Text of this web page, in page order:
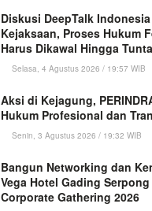
Diskusi DeepTalk
Kejaksaan, Proses Hukum
Harus Dikawal Hingga
Selasa, 4 Agustus 2026 / 19:57 WIB
Aksi di Kejagung,
Hukum Profesional dan
Senin, 3 Agustus 2026 / 19:32 WIB
Bangun Networking dan
Vega Hotel Gading
Corporate Gathering 2026